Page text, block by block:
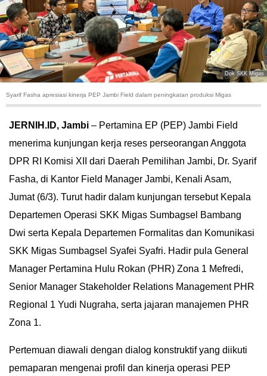
KRIMINAL
KHAZANAH
LEISUR
OTOMOTIF
OLAHRAGA
GALLERY
IN
OPINI
ADVERTORIAL
Dok SKK Migas
Syarif Fasha apresiasi kinerja PEP Jambi Field dalam peningkatan produksi Migas
JERNIH.ID, Jambi – Pertamina EP (PEP) Jambi Field
menerima kunjungan kerja reses perseorangan Anggota
DPR RI Komisi XII dari Daerah Pemilihan Jambi, Dr. Syarif
Fasha, di Kantor Field Manager Jambi, Kenali Asam,
Jumat (6/3). Turut hadir dalam kunjungan tersebut Kepala
Departemen Operasi SKK Migas Sumbagsel Bambang
Dwi serta Kepala Departemen Formalitas dan Komunikasi
SKK Migas Sumbagsel Syafei Syafri. Hadir pula General
Manager Pertamina Hulu Rokan (PHR) Zona 1 Mefredi,
Senior Manager Stakeholder Relations Management PHR
Regional 1 Yudi Nugraha, serta jajaran manajemen PHR
Zona 1.
Pertemuan diawali dengan dialog konstruktif yang diikuti
pemaparan mengenai profil dan kinerja operasi PEP